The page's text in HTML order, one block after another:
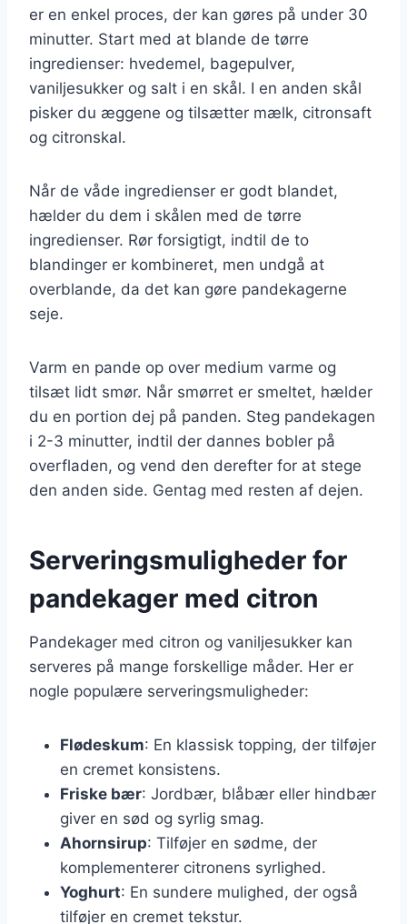
er en enkel proces, der kan gøres på under 30
minutter. Start med at blande de tørre
ingredienser: hvedemel, bagepulver,
vaniljesukker og salt i en skål. I en anden skål
pisker du æggene og tilsætter mælk, citronsaft
og citronskal.
Når de våde ingredienser er godt blandet,
hælder du dem i skålen med de tørre
ingredienser. Rør forsigtigt, indtil de to
blandinger er kombineret, men undgå at
overblande, da det kan gøre pandekagerne
seje.
Varm en pande op over medium varme og
tilsæt lidt smør. Når smørret er smeltet, hælder
du en portion dej på panden. Steg pandekagen
i 2-3 minutter, indtil der dannes bobler på
overfladen, og vend den derefter for at stege
den anden side. Gentag med resten af dejen.
Serveringsmuligheder for
pandekager med citron
Pandekager med citron og vaniljesukker kan
serveres på mange forskellige måder. Her er
nogle populære serveringsmuligheder:
Flødeskum: En klassisk topping, der tilføjer
en cremet konsistens.
Friske bær: Jordbær, blåbær eller hindbær
giver en sød og syrlig smag.
Ahornsirup: Tilføjer en sødme, der
komplementerer citronens syrlighed.
Yoghurt: En sundere mulighed, der også
tilføjer en cremet tekstur.